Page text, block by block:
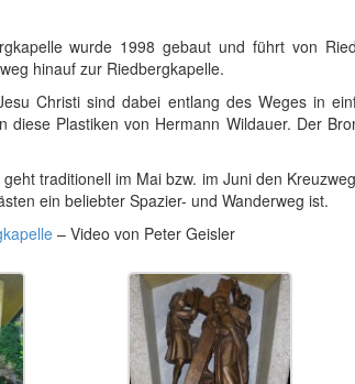
wurde 1998 gebaut und führt von
hinauf zur Riedbergkapelle.
Christi sind dabei entlang des Weges in
diese Plastiken von Hermann Wildauer. Der
traditionell im Mai bzw. im Juni den
ein beliebter Spazier- und Wanderweg ist.
– Video von Peter Geisler